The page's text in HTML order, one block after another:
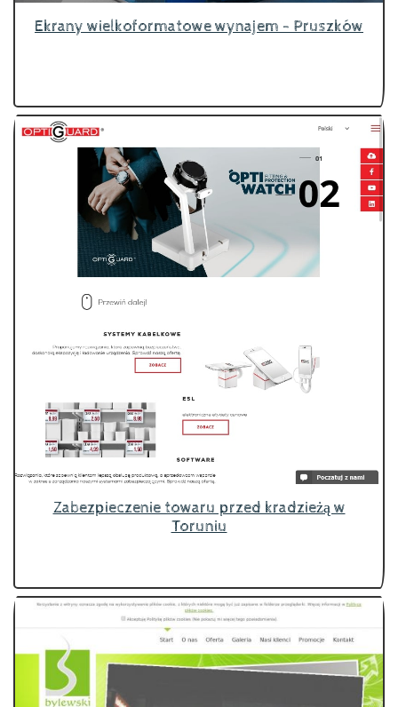
Ekrany wielkoformatowe wynajem - Pruszków
Zabezpieczenie towaru przed kradzieżą w
Toruniu